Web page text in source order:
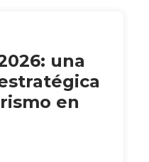
una
en